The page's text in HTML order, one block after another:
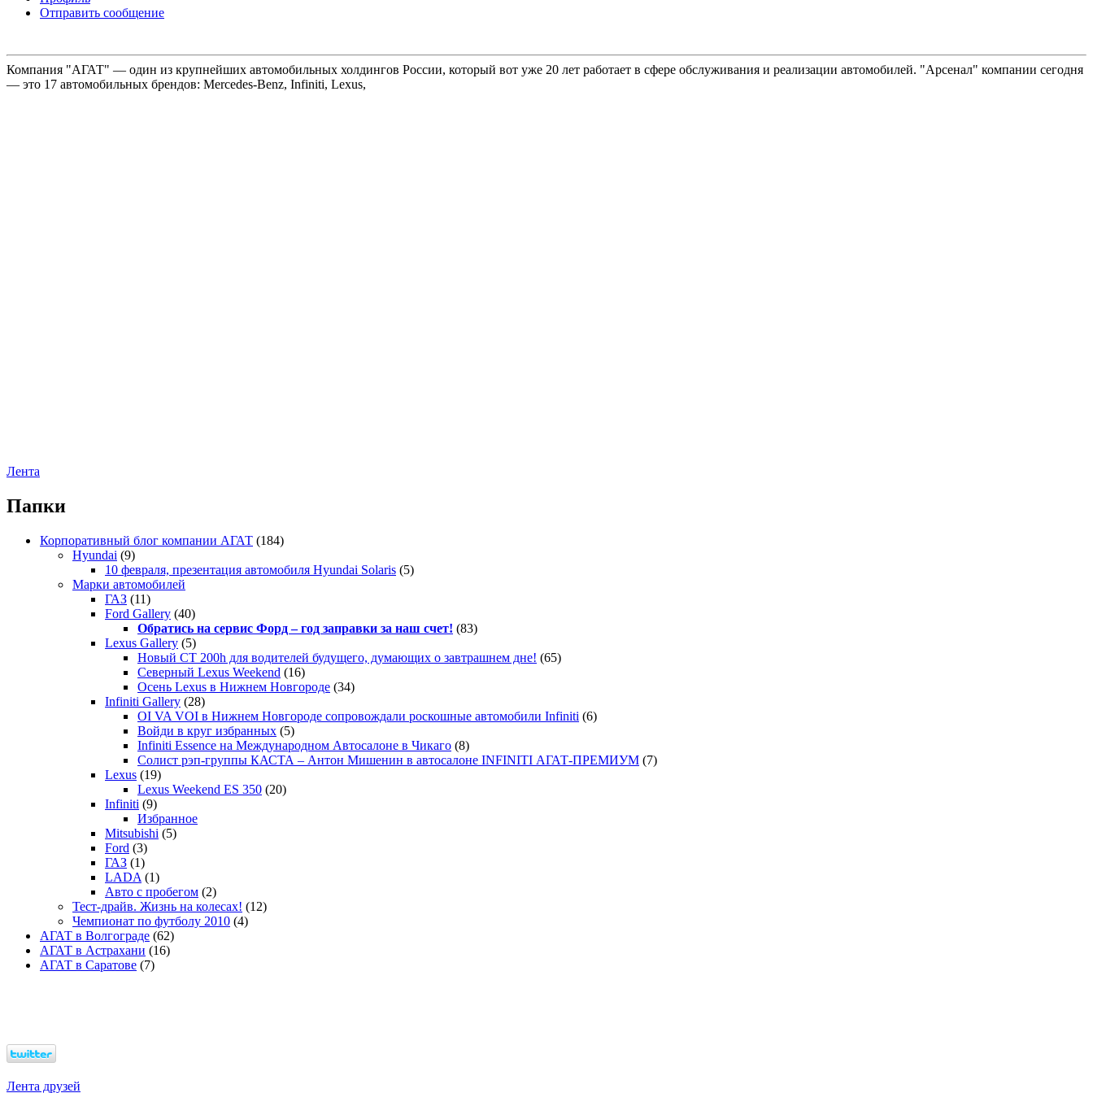
Отправить сообщение
Компания "АГАТ" — один из крупнейших автомобильных холдингов России, который вот уже 20 лет работает в сфере обслуживания и реализации автомобилей. "Арсенал" компании сегодня
— это 17 автомобильных брендов: Mercedes-Benz, Infiniti, Lexus,
Лента
Папки
Корпоративный блог компании АГАТ (184)
Hyundai (9)
10 февраля, презентация автомобиля Hyundai Solaris (5)
Марки автомобилей
ГАЗ (11)
Ford Gallery (40)
Обратись на сервис Форд – год заправки за наш счет! (83)
Lexus Gallery (5)
Новый CT 200h для водителей будущего, думающих о завтрашнем дне! (65)
Северный Lexus Weekend (16)
Осень Lexus в Нижнем Новгороде (34)
Infiniti Gallery (28)
OI VA VOI в Нижнем Новгороде сопровождали роскошные автомобили Infiniti (6)
Войди в круг избранных (5)
Infiniti Essence на Международном Автосалоне в Чикаго (8)
Солист рэп-группы КАСТА – Антон Мишенин в автосалоне INFINITI АГАТ-ПРЕМИУМ (7)
Lexus (19)
Lexus Weekend ES 350 (20)
Infiniti (9)
Избранное
Mitsubishi (5)
Ford (3)
ГАЗ (1)
LADA (1)
Авто с пробегом (2)
Тест-драйв. Жизнь на колесах! (12)
Чемпионат по футболу 2010 (4)
АГАТ в Волгограде (62)
АГАТ в Астрахани (16)
АГАТ в Саратове (7)
Лента друзей